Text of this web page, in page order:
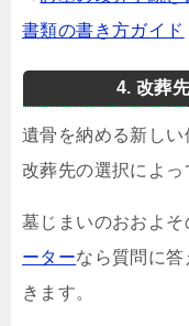
書類の書き方ガイド
4. 改葬
遺骨を納める新しい
改葬先の選択によっ
墓じまいのおおよそ
ーターなら質問に
きます。